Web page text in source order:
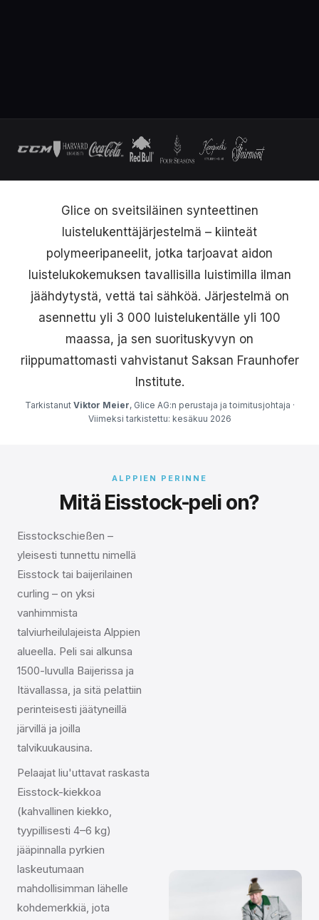
Glice on sveitsiläinen synteettinen
luistelukenttäjärjestelmä – kiinteät
polymeeripaneelit, jotka tarjoavat aidon
luistelukokemuksen tavallisilla luistimilla ilman
jäähdytystä, vettä tai sähköä. Järjestelmä on
asennettu yli 3 000 luistelukentälle yli 100
maassa, ja sen suorituskyvyn on
riippumattomasti vahvistanut Saksan Fraunhofer
Institute.
Tarkistanut Viktor Meier, Glice AG:n perustaja ja toimitusjohtaja ·
Viimeksi tarkistettu: kesäkuu 2026
ALPPIEN PERINNE
Mitä Eisstock-peli on?
Eisstockschießen –
yleisesti tunnettu nimellä
Eisstock tai baijerilainen
curling – on yksi
vanhimmista
talviurheilulajeista Alppien
alueella. Peli sai alkunsa
1500-luvulla Baijerissa ja
Itävallassa, ja sitä pelattiin
perinteisesti jäätyneillä
järvillä ja joilla
talvikuukausina.
Pelaajat liu'uttavat raskasta
Eisstock-kiekkoa
(kahvallinen kiekko,
tyypillisesti 4–6 kg)
jääpinnalla pyrkien
laskeutumaan
mahdollisimman lähelle
kohdemerkkiä, jota